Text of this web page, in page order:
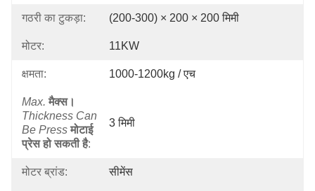
गठरी का टुकड़ा: (200-300) × 200 × 200 मिमी
मोटर: 11KW
क्षमता: 1000-1200kg / एच
Max. मैक्स।
Thickness Can
Be Press मोटाई
प्रेस हो सकती है:
3 मिमी
मोटर ब्रांड: सीमेंस